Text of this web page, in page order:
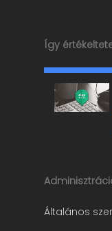
Így
Általános